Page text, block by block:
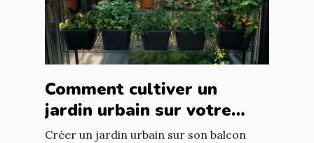
Comment cultiver un
jardin urbain sur votre
balcon
Créer un jardin urbain sur son balcon